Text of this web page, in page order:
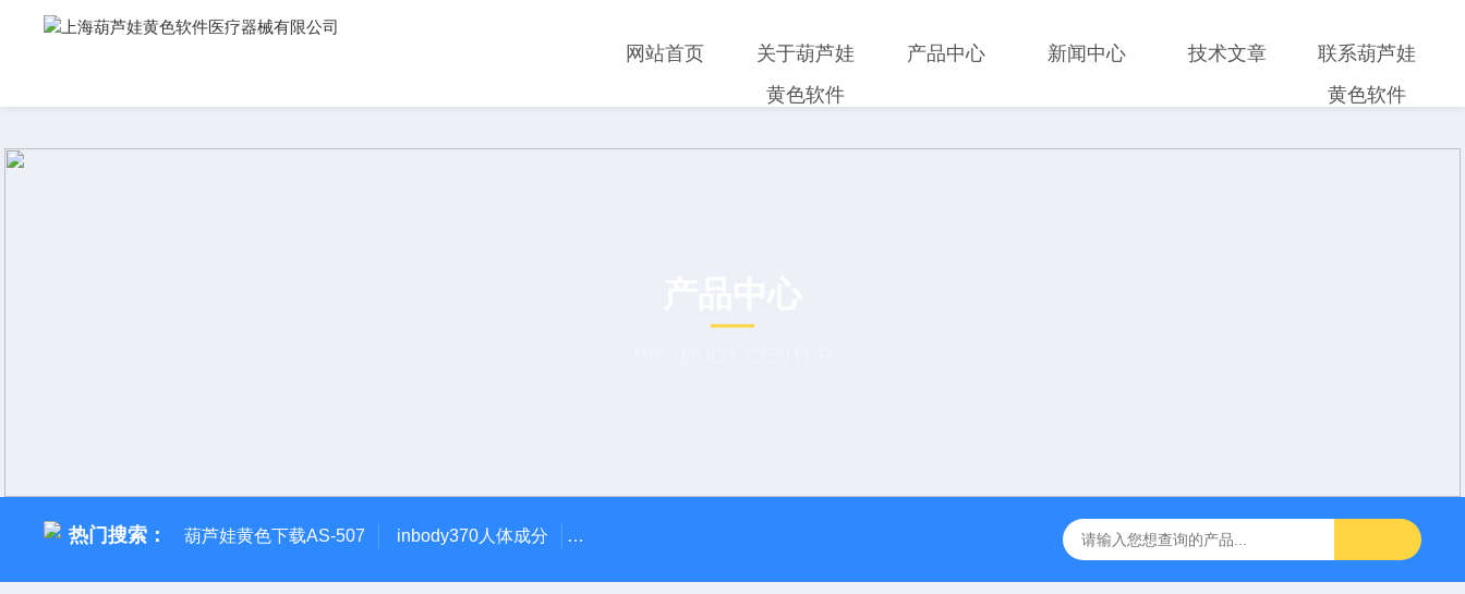
网站首页
关于葫芦娃
黄色软件
产品中心 新闻中心 技术文章
联系葫芦娃
黄色软件
热门搜索： 葫芦娃黄色下载AS-507 inbody370人体成分 AR-1日本尼德克NIDEK ARK-1自动电脑验光仪 inbody人体成分J30儿童型 FT-1000非接触眼压计 飞利